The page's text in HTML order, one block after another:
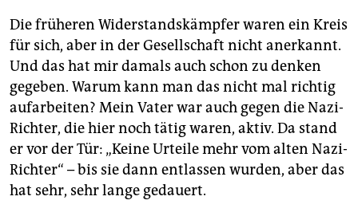
Die früheren Widerstandskämpfer waren ein Kreis
für sich, aber in der Gesellschaft nicht anerkannt.
Und das hat mir damals auch schon zu denken
gegeben. Warum kann man das nicht mal richtig
aufarbeiten? Mein Vater war auch gegen die Nazi-
Richter, die hier noch tätig waren, aktiv. Da stand
er vor der Tür: „Keine Urteile mehr vom alten Nazi-
Richter“ – bis sie dann entlassen wurden, aber das
hat sehr, sehr lange gedauert.